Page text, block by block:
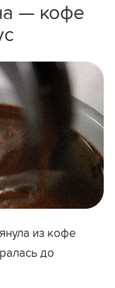
— кофе
из кофе
до